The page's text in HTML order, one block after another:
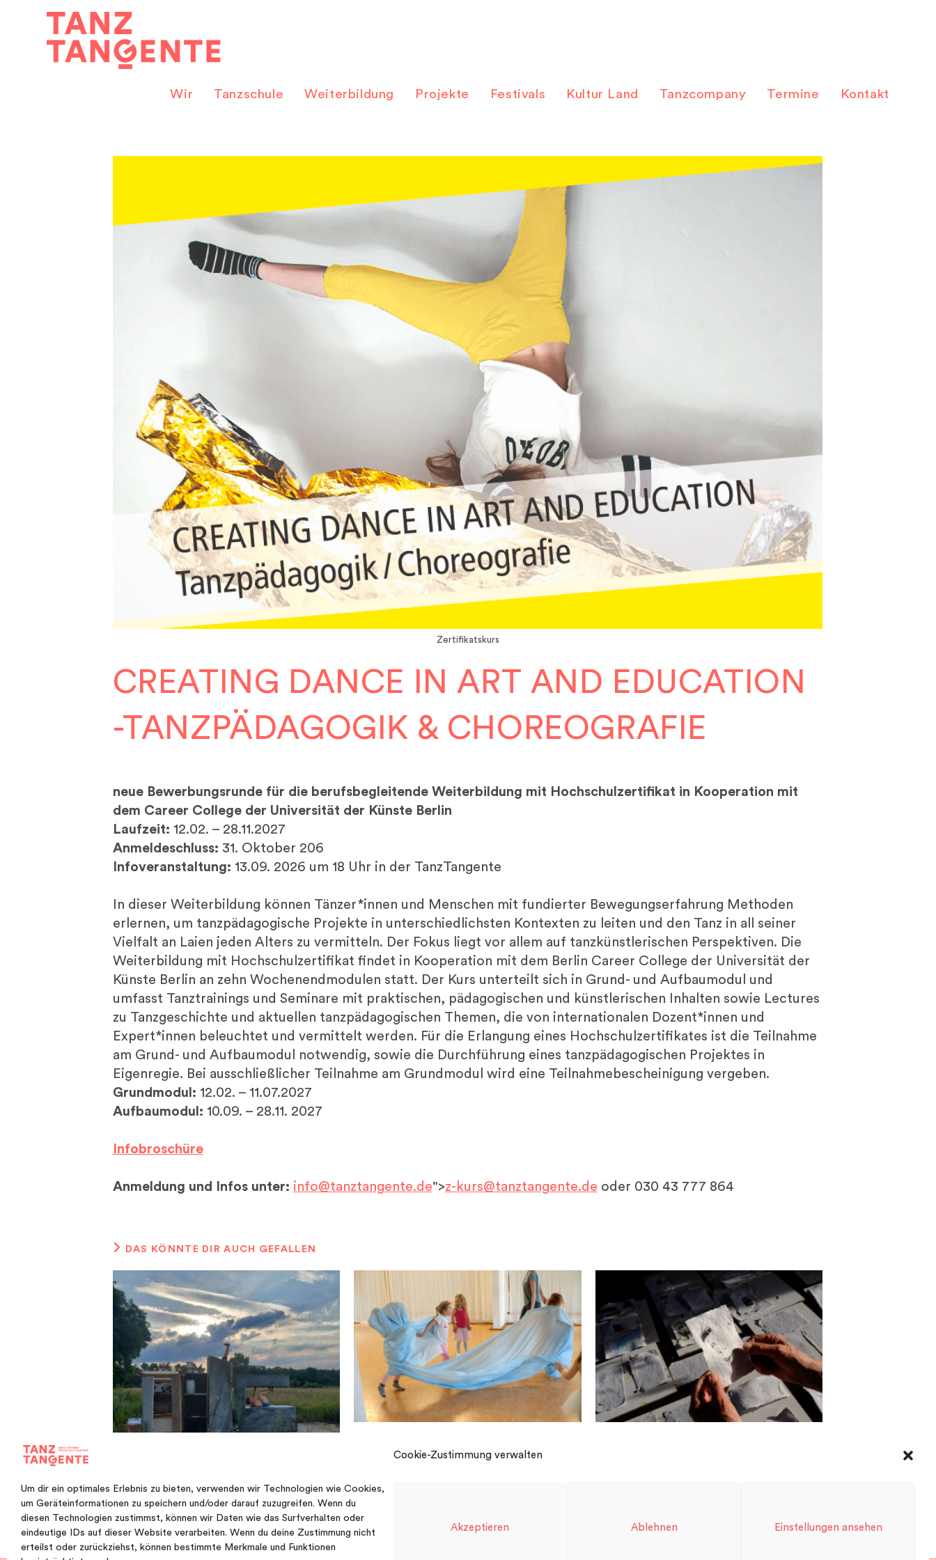
Cookie-Zustimmung verwalten
Um dir ein optimales Erlebnis zu bieten, verwenden wir Technologien wie Cookies,
um Geräteinformationen zu speichern und/oder darauf zuzugreifen. Wenn du
diesen Technologien zustimmst, können wir Daten wie das Surfverhalten oder
eindeutige IDs auf dieser Website verarbeiten. Wenn du deine Zustimmung nicht
erteilst oder zurückziehst, können bestimmte Merkmale und Funktionen
Akzeptieren Ablehnen Einstellungen ansehen
Wir Tanzschule Weiterbildung Projekte Festivals Kultur Land Tanzcompany Termine Kontakt
Zertifikatskurs
CREATING DANCE IN ART AND EDUCATION
-TANZPÄDAGOGIK & CHOREOGRAFIE
neue Bewerbungsrunde für die berufsbegleitende Weiterbildung mit Hochschulzertifikat in Kooperation mit
dem Career College der Universität der Künste Berlin
Laufzeit: 12.02. – 28.11.2027
Anmeldeschluss: 31. Oktober 206
Infoveranstaltung: 13.09. 2026 um 18 Uhr in der TanzTangente
In dieser Weiterbildung können Tänzer*innen und Menschen mit fundierter Bewegungserfahrung Methoden
erlernen, um tanzpädagogische Projekte in unterschiedlichsten Kontexten zu leiten und den Tanz in all seiner
Vielfalt an Laien jeden Alters zu vermitteln. Der Fokus liegt vor allem auf tanzkünstlerischen Perspektiven. Die
Weiterbildung mit Hochschulzertifikat findet in Kooperation mit dem Berlin Career College der Universität der
Künste Berlin an zehn Wochenendmodulen statt. Der Kurs unterteilt sich in Grund- und Aufbaumodul und
umfasst Tanztrainings und Seminare mit praktischen, pädagogischen und künstlerischen Inhalten sowie Lectures
zu Tanzgeschichte und aktuellen tanzpädagogischen Themen, die von internationalen Dozent*innen und
Expert*innen beleuchtet und vermittelt werden. Für die Erlangung eines Hochschulzertifikates ist die Teilnahme
am Grund- und Aufbaumodul notwendig, sowie die Durchführung eines tanzpädagogischen Projektes in
Eigenregie. Bei ausschließlicher Teilnahme am Grundmodul wird eine Teilnahmebescheinigung vergeben.
Grundmodul: 12.02. – 11.07.2027
Aufbaumodul: 10.09. – 28.11. 2027
Infobroschüre
Anmeldung und Infos unter: info@tanztangente.de">z-kurs@tanztangente.de oder 030 43 777 864
DAS KÖNNTE DIR AUCH GEFALLEN
SOMMERPAUSE